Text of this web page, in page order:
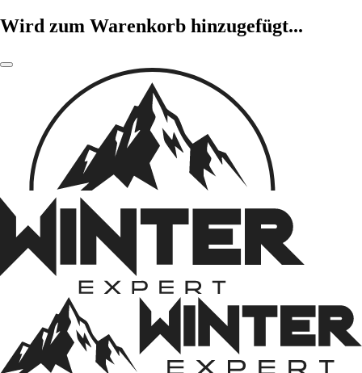
Wird zum Warenkorb hinzugefügt...